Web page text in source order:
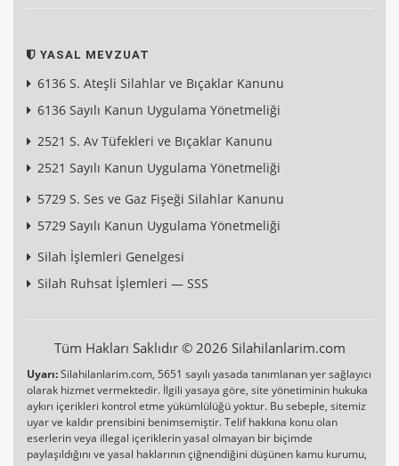
YASAL MEVZUAT
6136 S. Ateşli Silahlar ve Bıçaklar Kanunu
6136 Sayılı Kanun Uygulama Yönetmeliği
2521 S. Av Tüfekleri ve Bıçaklar Kanunu
2521 Sayılı Kanun Uygulama Yönetmeliği
5729 S. Ses ve Gaz Fişeği Silahlar Kanunu
5729 Sayılı Kanun Uygulama Yönetmeliği
Silah İşlemleri Genelgesi
Silah Ruhsat İşlemleri — SSS
Tüm Hakları Saklıdır © 2026 Silahilanlarim.com
Uyarı:Silahilanlarim.com, 5651 sayılı yasada tanımlanan yer sağlayıcı
olarak hizmet vermektedir. İlgili yasaya göre, site yönetiminin hukuka
aykırı içerikleri kontrol etme yükümlülüğü yoktur. Bu sebeple, sitemiz
uyar ve kaldır prensibini benimsemiştir. Telif hakkına konu olan
eserlerin veya illegal içeriklerin yasal olmayan bir biçimde
paylaşıldığını ve yasal haklarının çiğnendiğini düşünen kamu kurumu,